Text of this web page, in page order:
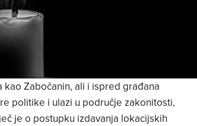
Zabočanin, ali i ispred građana
politike i ulazi u područje zakonitosti,
je o postupku izdavanja lokacijskih